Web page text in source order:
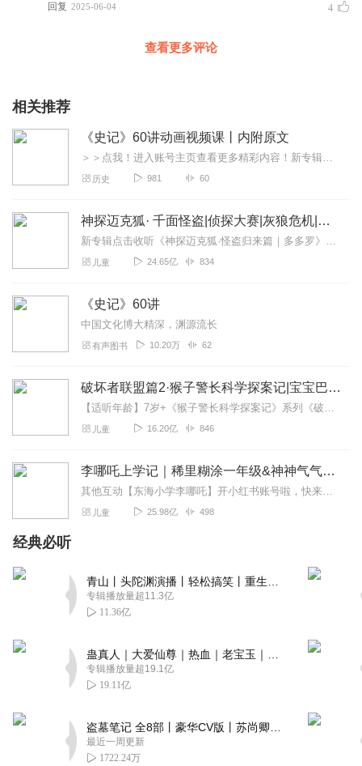
回复 2025-06-04 4
查看更多评论
相关推荐
《史记》60讲动画视频课丨内附原文
＞＞点我！进入账号主页查看更多精彩内容！新专辑持续上线中~【高途爆款系列推荐】了不起的56个民族给孩子的240个古文小故事改变世界的100个发明讲给孩子的上下五...
历史 981 60
神探迈克狐· 千面怪盗|侦探大赛|灰狼危机|多多罗
新专辑点击收听《神探迈克狐·怪盗归来篇｜多多罗》！！！>>>点击进入主播橱窗购买《神探迈克狐》系列图书吧!<<<多多罗故事【点击前往】收听多多罗其他好玩有趣的故...
儿童 24.65亿 834
《史记》60讲
中国文化博大精深，渊源流长
有声图书 10.20万 62
破坏者联盟篇2·猴子警长科学探案记|宝宝巴士故事
【适听年龄】7岁+《猴子警长科学探案记》系列《破坏者联盟篇1·猴子警长科学探案记》>>>《破坏者联盟篇2·猴子警长科学探案记》>>>《破坏者联盟篇3·猴子警长科...
儿童 16.20亿 846
李哪吒上学记｜稀里糊涂一年级&神神气气二年级
其他互动【东海小学李哪吒】开小红书账号啦，快来关注和李哪吒成为好朋友！有机会免费领儿童会员、官方周边！【点击加入】东海小学广播站圈子，更多互动！李哪吒全新冒险番...
儿童 25.98亿 498
经典必听
专辑播放量超11.3亿
11.36亿
专辑播放量超19.1亿
19.11亿
最近一周更新
1722.24万